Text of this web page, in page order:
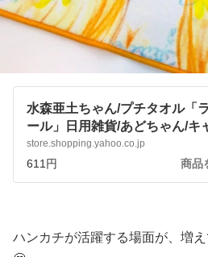
水森亜土ちゃん/プチタオル「
ール」日用雑貨/あどちゃん/キ
クターグッズ :pjbenteau7:アー
ロン和錆 - 通販 - Yahoo!ショ
グ
store.shopping.yahoo.co.jp
611円 商品
ハンカチが活躍する場面が、増